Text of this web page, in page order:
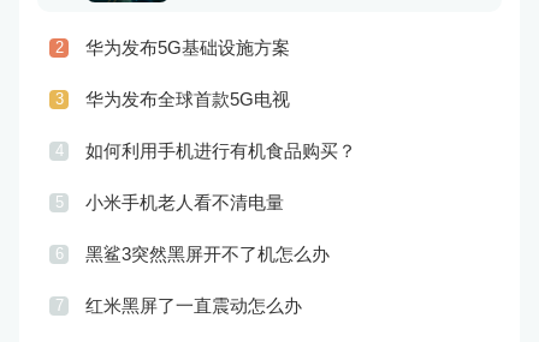
2 华为发布5G基础设施方案
3 华为发布全球首款5G电视
4 如何利用手机进行有机食品购买？
5 小米手机老人看不清电量
6 黑鲨3突然黑屏开不了机怎么办
7 红米黑屏了一直震动怎么办